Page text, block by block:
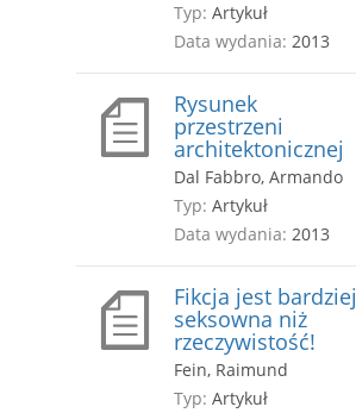
Typ: Artykuł
Data wydania: 2013
Rysunek
przestrzeni
architektonicznej
Dal Fabbro, Armando
Typ: Artykuł
Data wydania: 2013
Fikcja jest bardziej
seksowna niż
rzeczywistość!
Fein, Raimund
Typ: Artykuł